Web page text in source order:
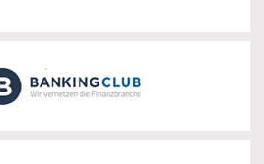
Bankingclub
zur Partnerseite